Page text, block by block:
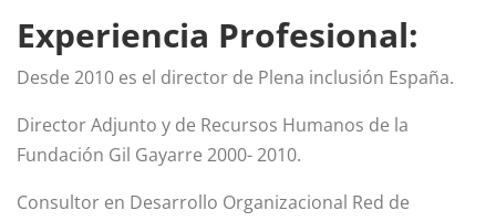
Experiencia Profesional:
Desde 2010 es el director de Plena inclusión España.
Director Adjunto y de Recursos Humanos de la
Fundación Gil Gayarre 2000- 2010.
Consultor en Desarrollo Organizacional Red de